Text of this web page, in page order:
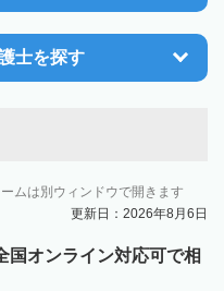
士を探す
ムは別ウィンドウで開きます
更新日：2026年8月6日
国オンライン対応可で相